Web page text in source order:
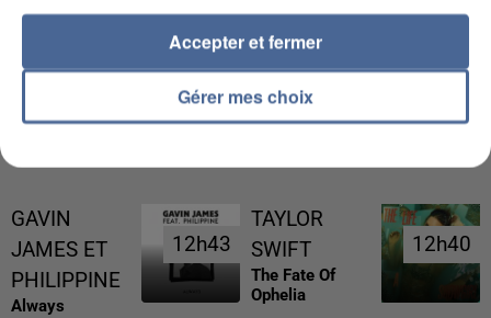
GABRIEL ATTAL ET RAPHAËL GLUCKSMANN
VISÉS PAR DES INGÉRENCES...
GAVIN
JAMES ET
PHILIPPINE
Always
12h43
12h43
TAYLOR
SWIFT
The Fate Of
Ophelia
12h40
12h40
Gérer mes choix
Accepter et fermer